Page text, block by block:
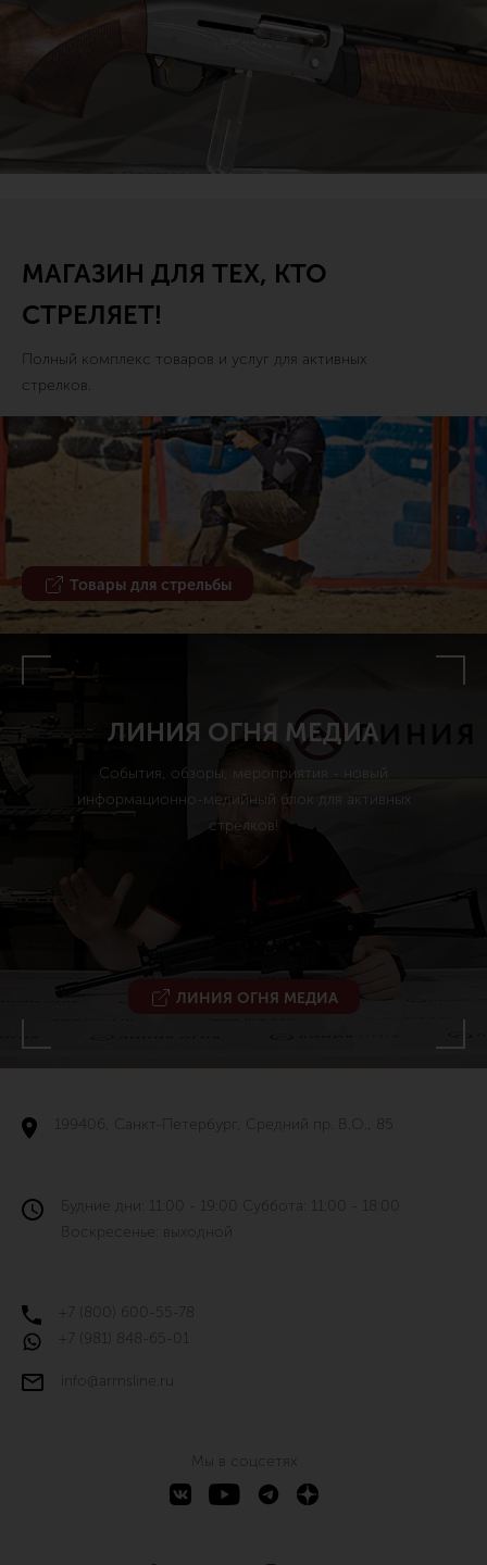
ЛИНИЯ ОГНЯ МЕДИА
События, обзоры, мероприятия - новый
информационно-медийный блок для активных
стрелков!
ЛИНИЯ ОГНЯ МЕДИА
МАГАЗИН ДЛЯ ТЕХ, КТО
СТРЕЛЯЕТ!
Полный комплекс товаров и услуг для активных
стрелков.
Товары для стрельбы
199406, Санкт-Петербург, Средний пр. В.О., 85
Будние дни: 11:00 - 19:00 Суббота: 11:00 - 18:00
Воскресенье: выходной
+7 (800) 600-55-78
+7 (981) 848-65-01
info@armsline.ru
Мы в соцсетях